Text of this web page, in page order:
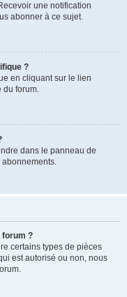
une notification
abonner à ce sujet.
?
en cliquant sur le lien
du forum.
dans le panneau de
abonnements.
forum ?
certains types de pièces
est autorisé ou non, nous